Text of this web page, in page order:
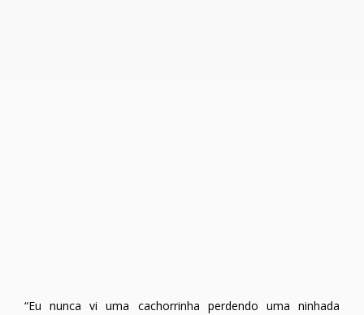
“Eu nunca vi uma cachorrinha perdendo uma ninhada